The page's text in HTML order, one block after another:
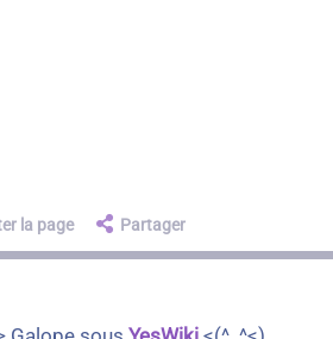
la page Partager